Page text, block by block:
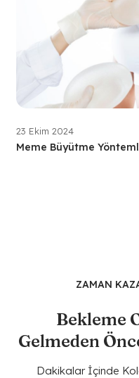
23 Ekim 2024
Meme Büyütme
ZAMAN
Bekleme
Gelmeden
Dakikalar İçinde